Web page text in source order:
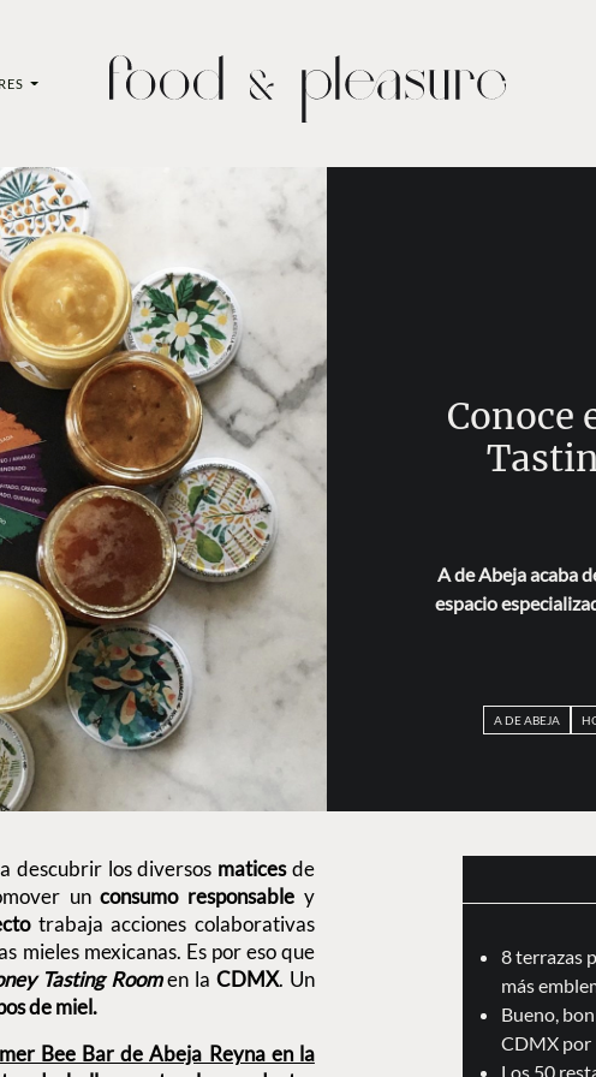
Conoce
A de Abeja acaba
espacio
A DE ABEJA
descubrir los diversos maticesde
unconsumo responsable y
trabaja acciones colaborativas
mieles mexicanas. Es por eso que
Tasting Roomen laCDMX. Un
de miel.
Bee Bar de Abeja Reyna en la
8 terrazas
más
Bueno,
CDMX por
Los 50